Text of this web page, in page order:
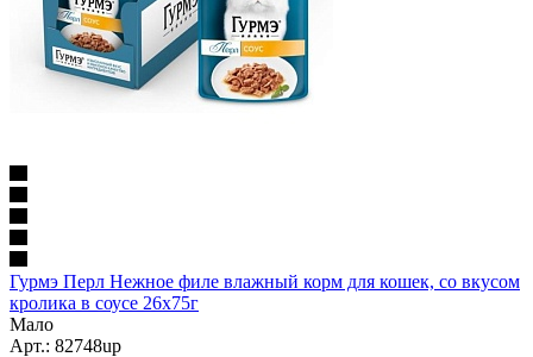
Гурмэ Перл Нежное филе влажный корм для кошек, со вкусом
кролика в соусе 26х75г
Мало
Арт.: 82748up